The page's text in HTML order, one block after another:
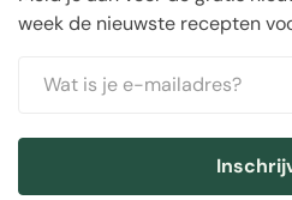
week de nieuwste recepten